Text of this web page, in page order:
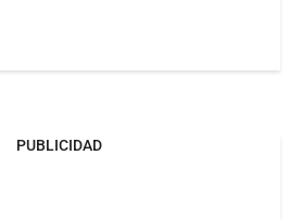
PUBLICIDAD